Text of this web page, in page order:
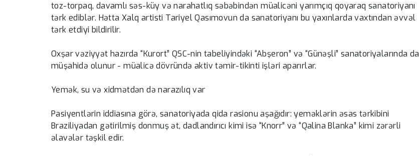
toz-torpaq, davamlı səs-küy və narahatlıq səbəbindən müalicəni yarımçıq qoyaraq sanatoriyanı
tərk ediblər. Hətta Xalq artisti Tariyel Qasımovun da sanatoriyanı bu yaxınlarda vaxtından əvvəl
tərk etdiyi bildirilir.
Oxşar vəziyyət hazırda “Kurort” QSC-nin tabeliyindəki “Abşeron” və “Günəşli” sanatoriyalarında da
müşahidə olunur - müalicə dövründə aktiv təmir-tikinti işləri aparırlar.
Yemək, su və xidmətdən də narazılıq var
Pasiyentlərin iddiasına görə, sanatoriyada qida rasionu aşağıdır: yeməklərin əsas tərkibini
Braziliyadan gətirilmiş donmuş ət, dadlandırıcı kimi isə “Knorr” və “Qalina Blanka” kimi zərərli
əlavələr təşkil edir.